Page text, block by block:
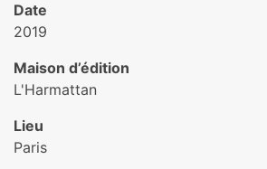
Date
2019
Maison d’édition
L'Harmattan
Lieu
Paris